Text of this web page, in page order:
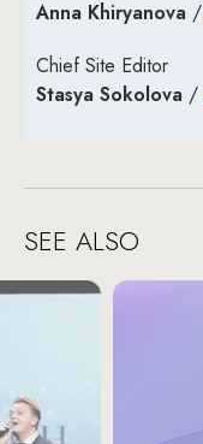
Anna Khiryanova /
Chief Site Editor
Stasya Sokolova /
SEE ALSO